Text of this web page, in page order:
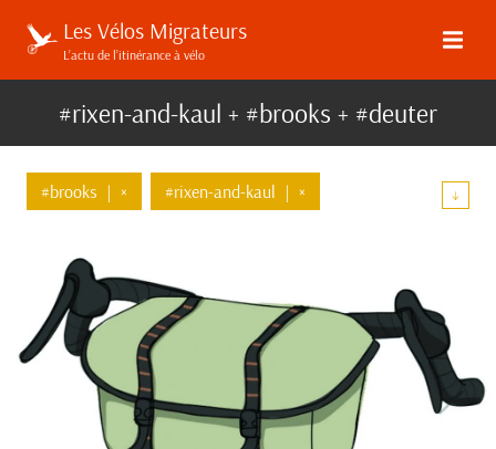
Les Vélos Migrateurs
L’actu de l’itinérance à vélo
#rixen-and-kaul + #brooks + #deuter
#brooks | × #rixen-and-kaul | ×
#ortlieb #apidura #decathlon
↓